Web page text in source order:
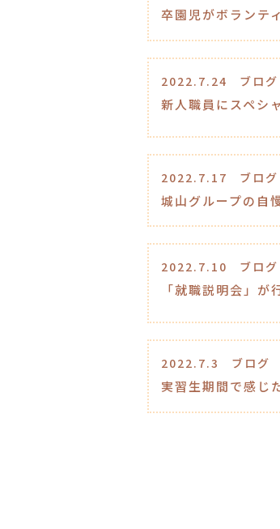
卒園児がボランテ
2022.7.24 ブログ
新人職員にスペシ
2022.7.17 ブログ
城山グループの自
2022.7.10 ブログ
「就職説明会」が
2022.7.3 ブログ
実習生期間で感じ